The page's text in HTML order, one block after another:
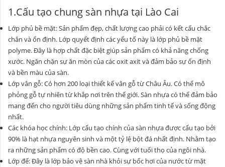
1.Cấu tạo chung sàn nhựa tại Lào Cai
Lớp phủ bề mặt: Sản phẩm đẹp, chất lượng cao phải có kết cấu chắc
chắn và ổn định. Lớp quyết định các yếu tố này là lớp phủ bề mặt
polyme. Đây là hợp chất đặc biệt giúp sản phẩm có khả năng chống
xước. Ngăn chặn sự ăn mòn của các oxit axit và đảm bảo sự ổn định
và bền màu của sàn.
Lớp vân gỗ: Có hơn 200 loại thiết kế vân gỗ từ Châu Âu. Có thể mô
phỏng gỗ tự nhiên từ khắp nơi trên thế giới. Sàn nhựa có thể đảm bảo
mang đến cho người tiêu dùng những sản phẩm tinh tế và sống động
nhất.
Các khóa học chính: Lớp cấu tạo chính của sàn nhựa được cấu tạo bởi
90% là hạt nhựa nguyên sinh và một tỷ lệ bột đá nhất định. Nhằm tạo
ra những sản phẩm có độ bền cao. Cùng với tuổi thọ của ngôi nhà.
Lớp đế: Đây là lớp bảo vệ sàn nhà khỏi sự bốc hơi của nước từ mặt